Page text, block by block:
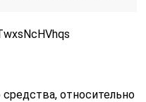
относительно